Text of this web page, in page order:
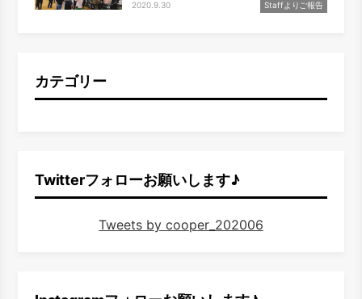
2020.9.30 Staffよりご報告
カテゴリー
Twitterフォローお願いします♪
Tweets by cooper_202006